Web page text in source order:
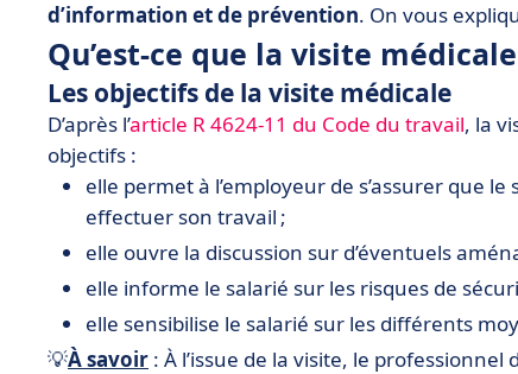
d’information et de prévention. On vous
Qu’est-ce que la visite médicale
Les objectifs de la visite médicale
D’après l’article R 4624-11 du Code du travail, la
objectifs :
elle permet à l’employeur de s’assurer que
effectuer son travail ;
elle ouvre la discussion sur d’éventuels
elle informe le salarié sur les risques de
elle sensibilise le salarié sur les différents
💡À savoir : À l’issue de la visite, le